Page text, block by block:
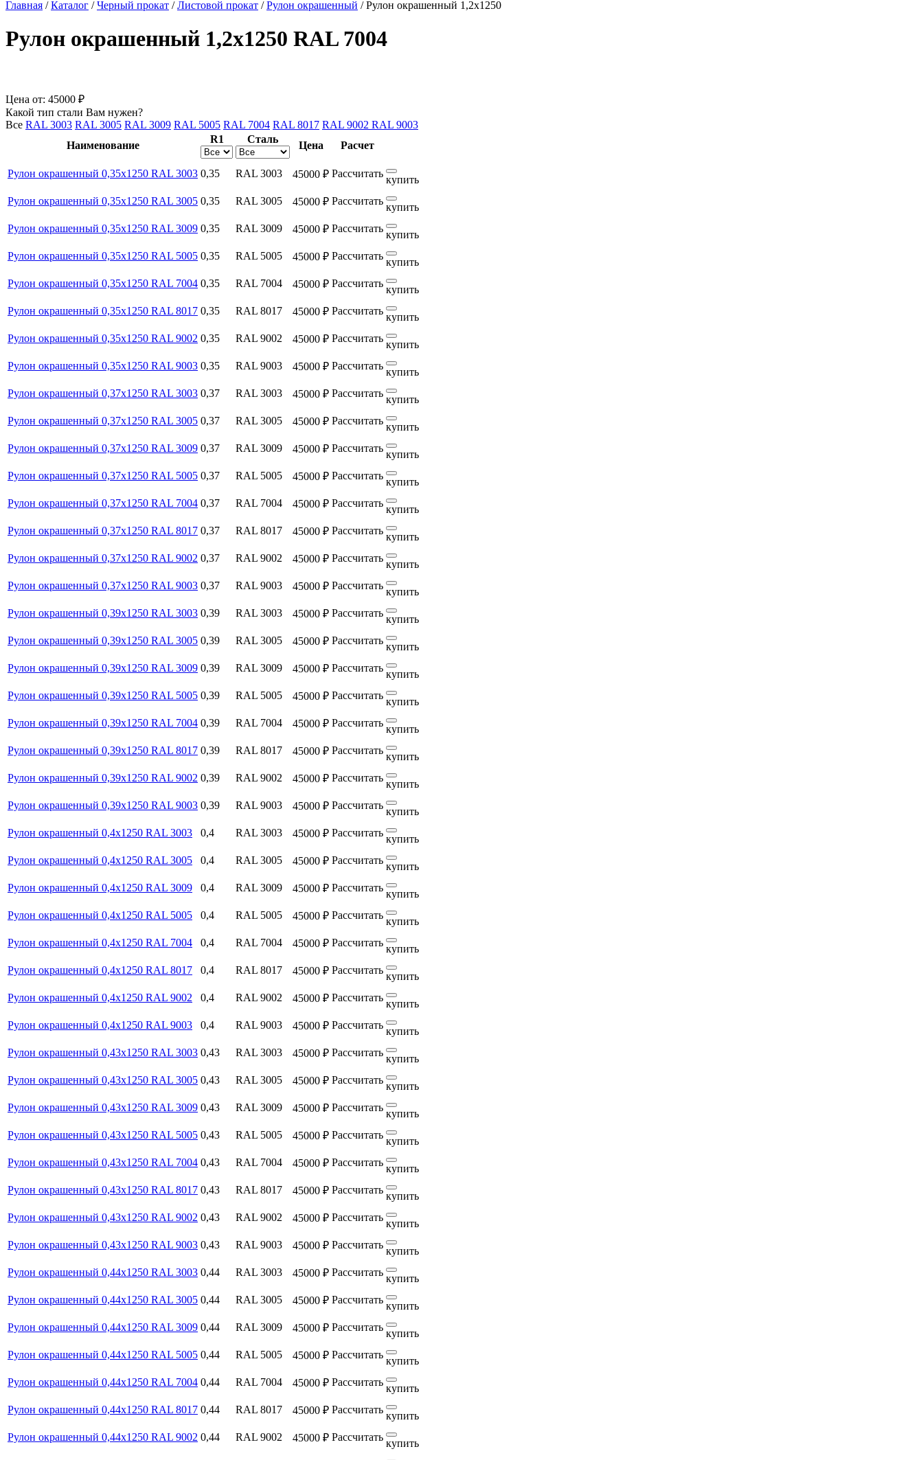
Главная /Каталог /Черный прокат /Листовой прокат /Рулон окрашенный /Рулон окрашенный 1,2х1250
Рулон окрашенный 1,2х1250 RAL 7004
Цена от: 45000 ₽
Какой тип стали Вам нужен?
Все RAL 3003 RAL 3005 RAL 3009 RAL 5005 RAL 7004 RAL 8017 RAL 9002 RAL 9003
Наименование
R1 Сталь
Цена Расчет
Рулон окрашенный 0,35х1250 RAL 3003 0,35 RAL 3003 45000 ₽ Рассчитать
купить
Рулон окрашенный 0,35х1250 RAL 3005 0,35 RAL 3005 45000 ₽ Рассчитать
купить
Рулон окрашенный 0,35х1250 RAL 3009 0,35 RAL 3009 45000 ₽ Рассчитать
купить
Рулон окрашенный 0,35х1250 RAL 5005 0,35 RAL 5005 45000 ₽ Рассчитать
купить
Рулон окрашенный 0,35х1250 RAL 7004 0,35 RAL 7004 45000 ₽ Рассчитать
купить
Рулон окрашенный 0,35х1250 RAL 8017 0,35 RAL 8017 45000 ₽ Рассчитать
купить
Рулон окрашенный 0,35х1250 RAL 9002 0,35 RAL 9002 45000 ₽ Рассчитать
купить
Рулон окрашенный 0,35х1250 RAL 9003 0,35 RAL 9003 45000 ₽ Рассчитать
купить
Рулон окрашенный 0,37х1250 RAL 3003 0,37 RAL 3003 45000 ₽ Рассчитать
купить
Рулон окрашенный 0,37х1250 RAL 3005 0,37 RAL 3005 45000 ₽ Рассчитать
купить
Рулон окрашенный 0,37х1250 RAL 3009 0,37 RAL 3009 45000 ₽ Рассчитать
купить
Рулон окрашенный 0,37х1250 RAL 5005 0,37 RAL 5005 45000 ₽ Рассчитать
купить
Рулон окрашенный 0,37х1250 RAL 7004 0,37 RAL 7004 45000 ₽ Рассчитать
купить
Рулон окрашенный 0,37х1250 RAL 8017 0,37 RAL 8017 45000 ₽ Рассчитать
купить
Рулон окрашенный 0,37х1250 RAL 9002 0,37 RAL 9002 45000 ₽ Рассчитать
купить
Рулон окрашенный 0,37х1250 RAL 9003 0,37 RAL 9003 45000 ₽ Рассчитать
купить
Рулон окрашенный 0,39х1250 RAL 3003 0,39 RAL 3003 45000 ₽ Рассчитать
купить
Рулон окрашенный 0,39х1250 RAL 3005 0,39 RAL 3005 45000 ₽ Рассчитать
купить
Рулон окрашенный 0,39х1250 RAL 3009 0,39 RAL 3009 45000 ₽ Рассчитать
купить
Рулон окрашенный 0,39х1250 RAL 5005 0,39 RAL 5005 45000 ₽ Рассчитать
купить
Рулон окрашенный 0,39х1250 RAL 7004 0,39 RAL 7004 45000 ₽ Рассчитать
купить
Рулон окрашенный 0,39х1250 RAL 8017 0,39 RAL 8017 45000 ₽ Рассчитать
купить
Рулон окрашенный 0,39х1250 RAL 9002 0,39 RAL 9002 45000 ₽ Рассчитать
купить
Рулон окрашенный 0,39х1250 RAL 9003 0,39 RAL 9003 45000 ₽ Рассчитать
купить
Рулон окрашенный 0,4х1250 RAL 3003
0,4 RAL 3003 45000 ₽ Рассчитать
купить
Рулон окрашенный 0,4х1250 RAL 3005
0,4 RAL 3005 45000 ₽ Рассчитать
купить
Рулон окрашенный 0,4х1250 RAL 3009
0,4 RAL 3009 45000 ₽ Рассчитать
купить
Рулон окрашенный 0,4х1250 RAL 5005
0,4 RAL 5005 45000 ₽ Рассчитать
купить
Рулон окрашенный 0,4х1250 RAL 7004
0,4 RAL 7004 45000 ₽ Рассчитать
купить
Рулон окрашенный 0,4х1250 RAL 8017
0,4 RAL 8017 45000 ₽ Рассчитать
купить
Рулон окрашенный 0,4х1250 RAL 9002
0,4 RAL 9002 45000 ₽ Рассчитать
купить
Рулон окрашенный 0,4х1250 RAL 9003
0,4 RAL 9003 45000 ₽ Рассчитать
купить
Рулон окрашенный 0,43х1250 RAL 3003 0,43 RAL 3003 45000 ₽ Рассчитать
купить
Рулон окрашенный 0,43х1250 RAL 3005 0,43 RAL 3005 45000 ₽ Рассчитать
купить
Рулон окрашенный 0,43х1250 RAL 3009 0,43 RAL 3009 45000 ₽ Рассчитать
купить
Рулон окрашенный 0,43х1250 RAL 5005 0,43 RAL 5005 45000 ₽ Рассчитать
купить
Рулон окрашенный 0,43х1250 RAL 7004 0,43 RAL 7004 45000 ₽ Рассчитать
купить
Рулон окрашенный 0,43х1250 RAL 8017 0,43 RAL 8017 45000 ₽ Рассчитать
купить
Рулон окрашенный 0,43х1250 RAL 9002 0,43 RAL 9002 45000 ₽ Рассчитать
купить
Рулон окрашенный 0,43х1250 RAL 9003 0,43 RAL 9003 45000 ₽ Рассчитать
купить
Рулон окрашенный 0,44х1250 RAL 3003 0,44 RAL 3003 45000 ₽ Рассчитать
купить
Рулон окрашенный 0,44х1250 RAL 3005 0,44 RAL 3005 45000 ₽ Рассчитать
купить
Рулон окрашенный 0,44х1250 RAL 3009 0,44 RAL 3009 45000 ₽ Рассчитать
купить
Рулон окрашенный 0,44х1250 RAL 5005 0,44 RAL 5005 45000 ₽ Рассчитать
купить
Рулон окрашенный 0,44х1250 RAL 7004 0,44 RAL 7004 45000 ₽ Рассчитать
купить
Рулон окрашенный 0,44х1250 RAL 8017 0,44 RAL 8017 45000 ₽ Рассчитать
купить
Рулон окрашенный 0,44х1250 RAL 9002 0,44 RAL 9002 45000 ₽ Рассчитать
купить